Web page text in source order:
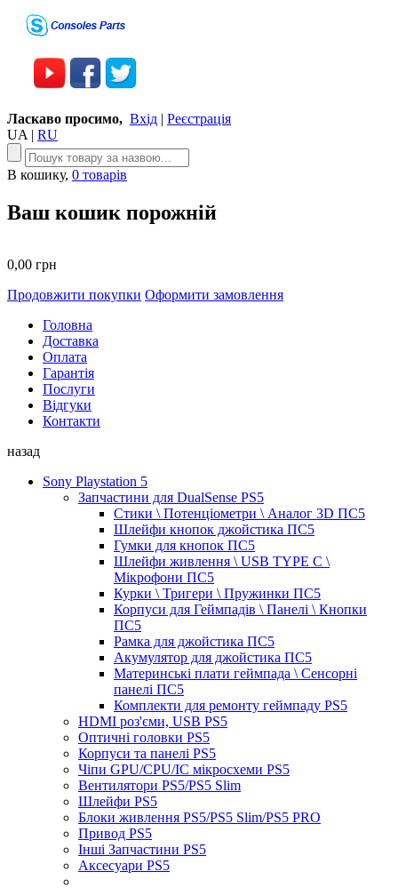
Ласкаво просимо, Вхід | Реєстрація
UA | RU
В кошику, 0 товарів
Ваш кошик порожній
0,00 грн
Продовжити покупки Оформити замовлення
Головна
Доставка
Оплата
Гарантія
Послуги
Відгуки
Контакти
назад
Sony Playstation 5
Запчастини для DualSense PS5
Стики \ Потенціометри \ Аналог 3D ПС5
Шлейфи кнопок джойстика ПС5
Гумки для кнопок ПС5
Шлейфи живлення \ USB TYPE C \
Мікрофони ПС5
Курки \ Тригери \ Пружинки ПС5
Корпуси для Геймпадів \ Панелі \ Кнопки
ПС5
Рамка для джойстика ПС5
Акумулятор для джойстика ПС5
Материнські плати геймпада \ Сенсорні
панелі ПС5
Комплекти для ремонту геймпаду PS5
HDMI роз'єми, USB PS5
Оптичні головки PS5
Корпуси та панелі PS5
Чіпи GPU/CPU/IC мікросхеми PS5
Вентилятори PS5/PS5 Slim
Шлейфи PS5
Блоки живлення PS5/PS5 Slim/PS5 PRO
Привод PS5
Інші Запчастини PS5
Аксесуари PS5